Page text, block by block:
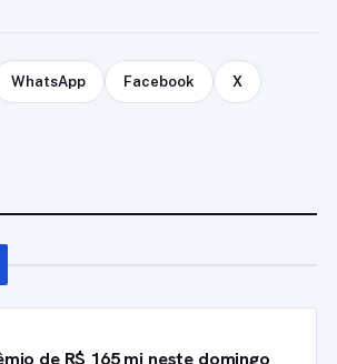
WhatsApp Facebook X
de R$ 165 mi neste domingo